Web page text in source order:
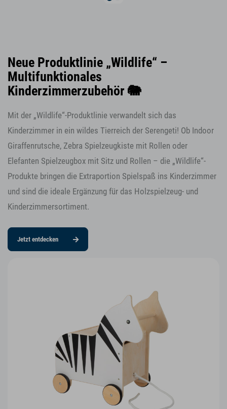
Neue Produktlinie „Wildlife“ –
Multifunktionales
Kinderzimmerzubehör 🐘
Mit der „Wildlife“-Produktlinie verwandelt sich das
Kinderzimmer in ein wildes Tierreich der Serengeti! Ob Indoor
Giraffenrutsche, Zebra Spielzeugkiste mit Rollen oder
Elefanten Spielzeugbox mit Sitz und Rollen – die „Wildlife“-
Produkte bringen die Extraportion Spielspaß ins Kinderzimmer
und sind die ideale Ergänzung für das Holzspielzeug- und
Kinderzimmersortiment.
Jetzt entdecken